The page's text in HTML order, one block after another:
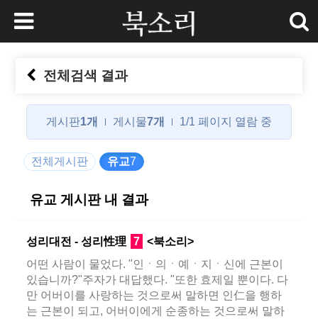
전체검색 결과
게시판1개 게시물7개 1/1 페이지 열람 중
전체게시판 유교7
유교 게시판 내 결과
성리대전 - 성리性理 7 <북소리>
어떤 사람이 물었다. "인ㆍ의ㆍ예ㆍ지ㆍ신에 근본이
있습니까?"주자가 대답했다. "또한 효제일 뿐이다. 다
만 어버이를 사랑하는 것으로써 말하면 인仁을 행하
는 근본이 되고, 어버이에게 순종하는 것으로써 말하